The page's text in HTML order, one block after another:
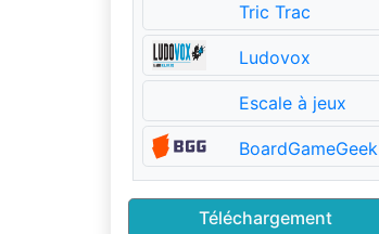
Tric Trac
Ludovox
Escale à jeux
BoardGameGeek
Téléchargement